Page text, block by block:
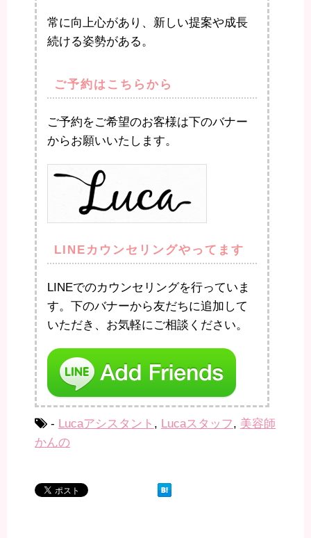
常に向上心があり、新しい提案や成長
続ける姿勢がある。
ご予約はこちらから
ご予約をご希望のお客様は下のバナー
からお願いいたします。
LINEカウンセリングやってます
LINEでのカウンセリングを行っていま
す。下のバナーから友だちに追加して
いただき、お気軽にご相談ください。
- Lucaアシスタント , Lucaスタッフ, 美容師
かんの